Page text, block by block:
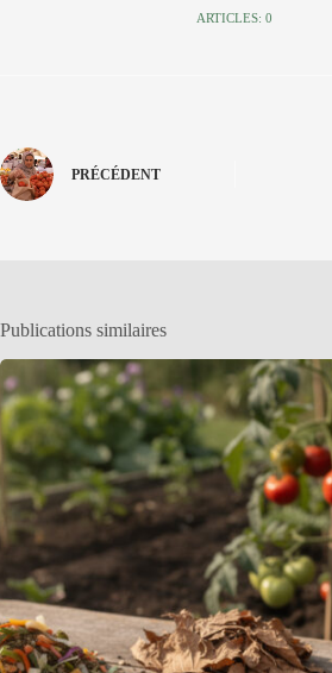
ARTICLES: 0
PRÉCÉDENT
Publications similaires